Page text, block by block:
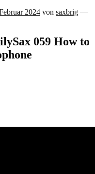
2024 von saxbrig —
059 How to